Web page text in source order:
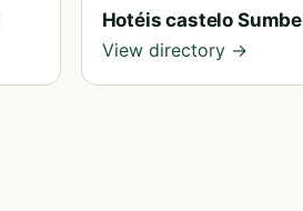
Hotéis castelo Sumbe
View directory →